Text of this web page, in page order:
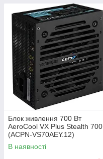
Блок живлення 700 Вт
AeroCool VX Plus Stealth 700
(ACPN-VS70AEY.12)
В наявності